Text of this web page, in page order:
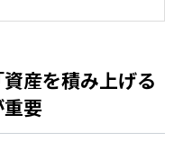
産を積み上げる
要